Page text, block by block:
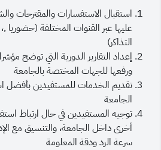
استقبال الاستفسارات والمقترحات
عليها عبر القنوات المختلفة (حضوريا ,،
التذاكر)
إعداد التقارير الدورية التي توضح
ورفعها للجهات المختصة بالجامعة
تقديم الخدمات للمستفيدين
الجامعة
توجيه المستفيدين في حال ارتباط
أخرى داخل الجامعة، والتنسيق مع
سرعة الرد ودقة المعلومة